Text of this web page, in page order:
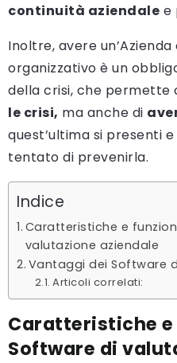
continuità aziendale e
Inoltre, avere
organizzativo è un
della crisi, che permette
le crisi, ma anche di
quest’ultima si presenti
tentato di prevenirla.
Indice
Caratteristiche e
valutazione aziendale
Vantaggi dei Software
Articoli correlati:
Caratteristiche
Software di